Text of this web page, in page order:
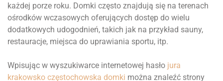
każdej porze roku. Domki często znajdują się na terenach
ośrodków wczasowych oferujących dostęp do wielu
dodatkowych udogodnień, takich jak na przykład sauny,
restauracje, miejsca do uprawiania sportu, itp.
Wpisując w wyszukiwarce internetowej hasło jura
krakowsko częstochowska domki można znaleźć strony